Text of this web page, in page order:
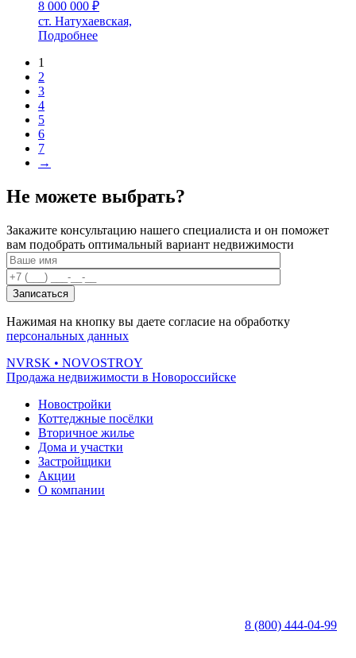
8 000 000 ₽
ст. Натухаевская,
Подробнее
1
2
3
4
5
6
7
→
Не можете выбрать?
Закажите консультацию нашего специалиста и он поможет
вам подобрать оптимальный вариант недвижимости
Нажимая на кнопку вы даете согласие на обработку
персональных данных
NVRSK • NOVOSTROY
Продажа недвижимости в Новороссийске
Новостройки
Коттеджные посёлки
Вторичное жилье
Дома и участки
Застройщики
Акции
О компании
8 (800) 444-04-99